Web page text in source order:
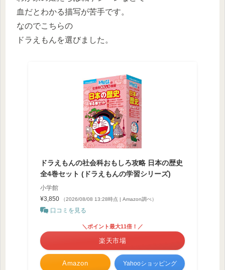
血だとわかる描写が苦手です。
なのでこちらの
ドラえもんを選びました。
ドラえもんの社会科おもしろ攻略 日本の歴史
全4巻セット (ドラえもんの学習シリーズ)
小学館
¥3,850
（2026/08/08 13:28時点 | Amazon調べ）
口コミを見る
Amazon
＼ポイント最大11倍！／
楽天市場
Yahooショッピング